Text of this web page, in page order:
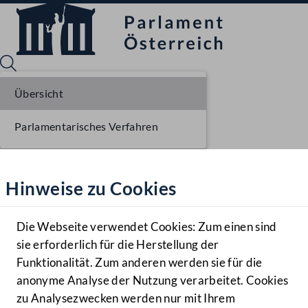
Hilfe
Benutzer
Navigationsmenü öffnen
MENÜ
Hinweise zu Cookies
Die Webseite verwendet Cookies: Zum einen sind
sie erforderlich für die Herstellung der
Funktionalität. Zum anderen werden sie für die
anonyme Analyse der Nutzung verarbeitet. Cookies
zu Analysezwecken werden nur mit Ihrem
Übersicht
Parlamentarisches Verfahren